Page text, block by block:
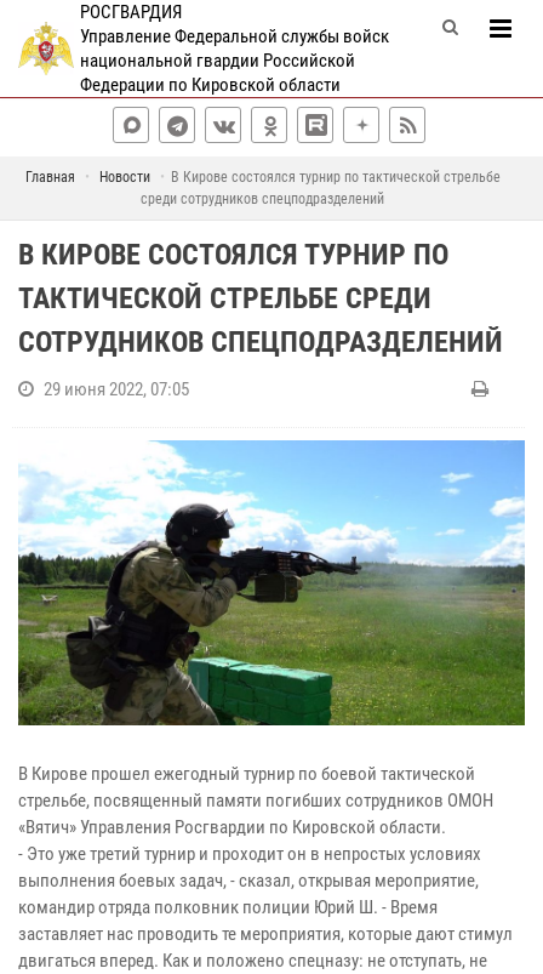
РОСГВАРДИЯ
Управление Федеральной службы войск
национальной гвардии Российской
Федерации по Кировской области
Главная Новости
В Кирове состоялся турнир по тактической стрельбе
среди сотрудников спецподразделений
В КИРОВЕ СОСТОЯЛСЯ ТУРНИР ПО
ТАКТИЧЕСКОЙ СТРЕЛЬБЕ СРЕДИ
СОТРУДНИКОВ СПЕЦПОДРАЗДЕЛЕНИЙ
29 июня 2022, 07:05
В Кирове прошел ежегодный турнир по боевой тактической
стрельбе, посвященный памяти погибших сотрудников ОМОН
«Вятич» Управления Росгвардии по Кировской области.
- Это уже третий турнир и проходит он в непростых условиях
выполнения боевых задач, - сказал, открывая мероприятие,
командир отряда полковник полиции Юрий Ш. - Время
заставляет нас проводить те мероприятия, которые дают стимул
двигаться вперед. Как и положено спецназу: не отступать, не